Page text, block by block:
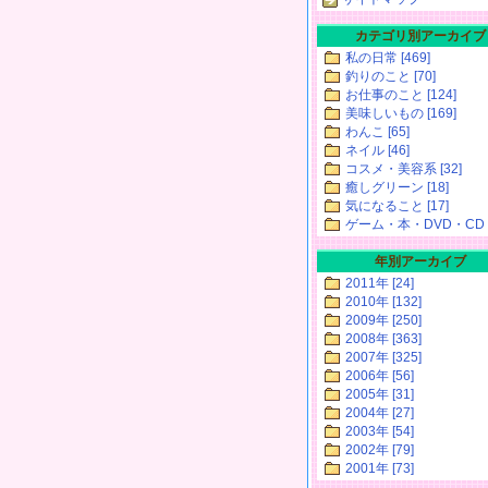
カテゴリ別アーカイブ
私の日常 [469]
釣りのこと [70]
お仕事のこと [124]
美味しいもの [169]
わんこ [65]
ネイル [46]
コスメ・美容系 [32]
癒しグリーン [18]
気になること [17]
ゲーム・本・DVD・CD
年別アーカイブ
2011年 [24]
2010年 [132]
2009年 [250]
2008年 [363]
2007年 [325]
2006年 [56]
2005年 [31]
2004年 [27]
2003年 [54]
2002年 [79]
2001年 [73]